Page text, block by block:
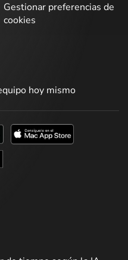
Gestionar preferencias de
cookies
hoy mismo